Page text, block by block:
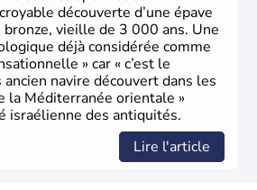
découverte d’une épave
bronze, vieille de 3 000 ans. Une
déjà considérée comme
» car « c’est le
navire découvert dans les
la Méditerranée orientale »
israélienne des antiquités.
Lire l'article